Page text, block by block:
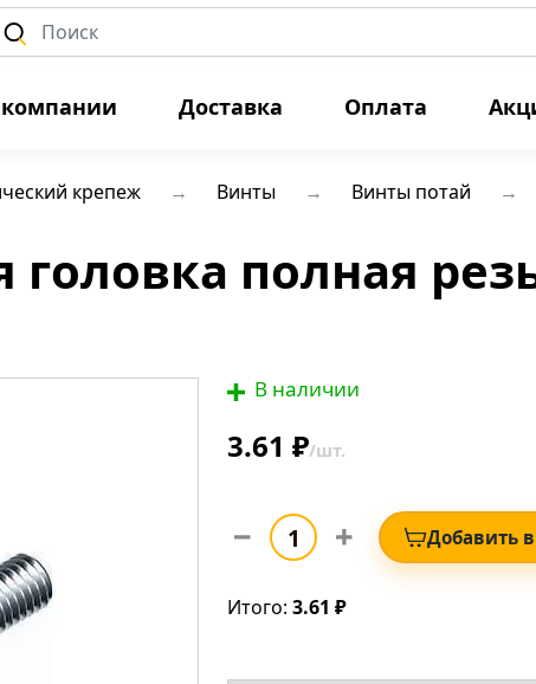
Доставка Оплата
крепеж Винты Винты потай
полная
В наличии
3.61 ₽/шт.
Добавить
Итого: 3.61 ₽